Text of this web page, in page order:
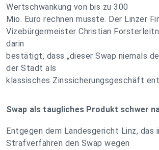
Wertschwankung von bis zu 300
Mio. Euro rechnen musste. Der Linzer
Vizebürgermeister Christian
darin
bestätigt, dass „dieser Swap niemals
der Stadt als
klassisches Zinssicherungsgeschäft
Swap als taugliches Produkt schwer
Entgegen dem Landesgericht Linz, das
Strafverfahren den Swap wegen